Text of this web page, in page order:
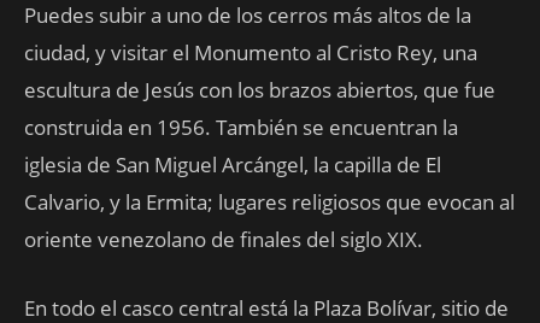
Puedes subir a uno de los cerros más altos de la
ciudad, y visitar el Monumento al Cristo Rey, una
escultura de Jesús con los brazos abiertos, que fue
construida en 1956. También se encuentran la
iglesia de San Miguel Arcángel, la capilla de El
Calvario, y la Ermita; lugares religiosos que evocan al
oriente venezolano de finales del siglo XIX.
En todo el casco central está la Plaza Bolívar, sitio de